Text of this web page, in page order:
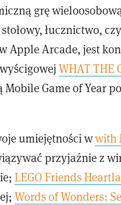
grę
łucznictwo,
Apple Arcade, jest
WHAT THE
Game of Year
umiejętności wwith
przyjaźnie z
LEGO Friends
Words of Wonders: